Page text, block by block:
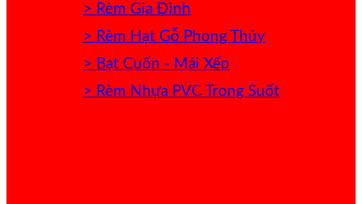
> Rèm Gia Đình
> Rèm Hạt Gỗ Phong Thủy
> Bạt Cuốn - Mái Xếp
> Rèm Nhựa PVC Trong Suốt